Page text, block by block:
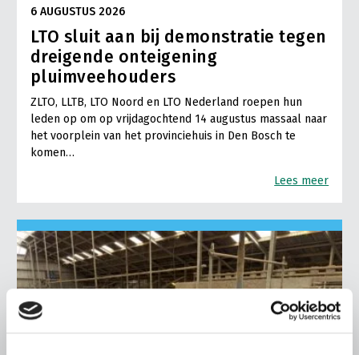
6 AUGUSTUS 2026
LTO sluit aan bij demonstratie tegen
dreigende onteigening
pluimveehouders
ZLTO, LLTB, LTO Noord en LTO Nederland roepen hun
leden op om op vrijdagochtend 14 augustus massaal naar
het voorplein van het provinciehuis in Den Bosch te
komen…
Lees meer